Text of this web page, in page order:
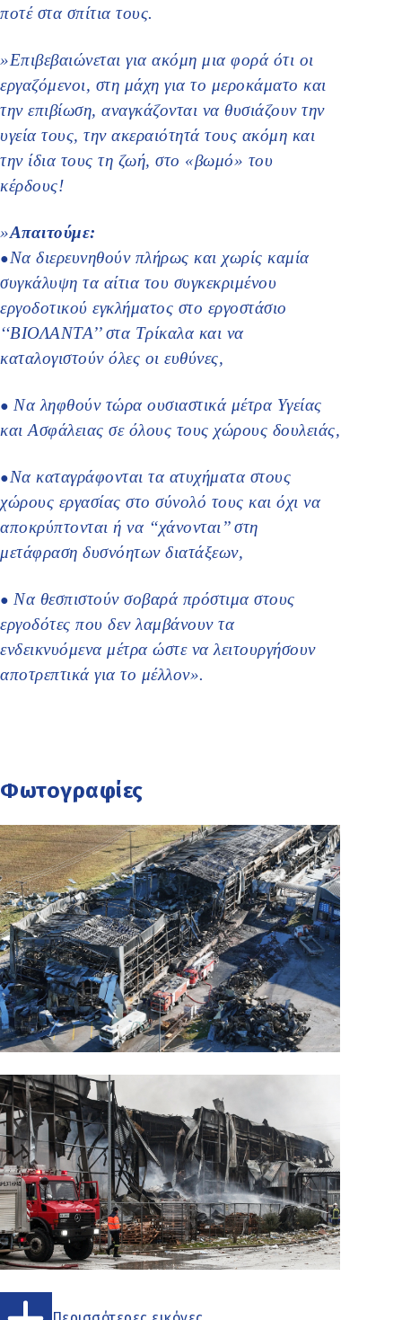
ποτέ στα σπίτια τους.
»Επιβεβαιώνεται για ακόμη μια φορά ότι οι
εργαζόμενοι, στη μάχη για το μεροκάματο και
την επιβίωση, αναγκάζονται να θυσιάζουν την
υγεία τους, την ακεραιότητά τους ακόμη και
την ίδια τους τη ζωή, στο «βωμό» του
κέρδους!
»Απαιτούμε:
●Να διερευνηθούν πλήρως και χωρίς καμία
συγκάλυψη τα αίτια του συγκεκριμένου
εργοδοτικού εγκλήματος στο εργοστάσιο
‘‘ΒΙΟΛΑΝΤΑ’’ στα Τρίκαλα και να
καταλογιστούν όλες οι ευθύνες,
● Να ληφθούν τώρα ουσιαστικά μέτρα Υγείας
και Ασφάλειας σε όλους τους χώρους δουλειάς,
●Να καταγράφονται τα ατυχήματα στους
χώρους εργασίας στο σύνολό τους και όχι να
αποκρύπτονται ή να ‘‘χάνονται’’ στη
μετάφραση δυσνόητων διατάξεων,
● Να θεσπιστούν σοβαρά πρόστιμα στους
εργοδότες που δεν λαμβάνουν τα
ενδεικνυόμενα μέτρα ώστε να λειτουργήσουν
αποτρεπτικά για το μέλλον».
Φωτογραφίες